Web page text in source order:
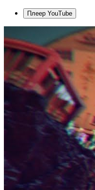
Плеер YouTube